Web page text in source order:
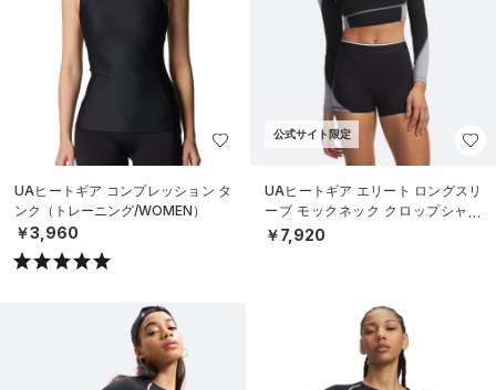
UAヒートギア コンプレッション タ
ンク（トレーニング/WOMEN）
￥3,960
公式サイト限定
UAヒートギア エリート ロングスリ
ーブ モックネック クロップシャツ
（トレーニング/WOMEN）
￥7,920